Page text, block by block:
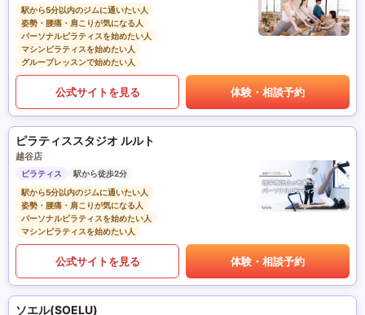
駅から5分以内のジムに通いたい人
姿勢・腰痛・肩こりが気になる人
パーソナルピラティスを始めたい人
マシンピラティスを始めたい人
グループレッスンで始めたい人
公式サイトを見る 体験・相談予約
ピラティススタジオ ルルト
越谷店
ピラティス
駅から徒歩2分
駅から5分以内のジムに通いたい人
姿勢・腰痛・肩こりが気になる人
パーソナルピラティスを始めたい人
マシンピラティスを始めたい人
公式サイトを見る 体験・相談予約
ソエル(SOELU)